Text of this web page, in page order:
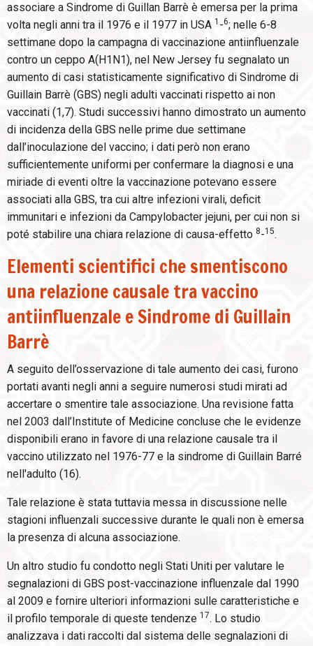
associare a Sindrome di Guillan Barrè è emersa per la prima
volta negli anni tra il 1976 e il 1977 in USA 1 -6; nelle 6-8
settimane dopo la campagna di vaccinazione antiinfluenzale
contro un ceppo A(H1N1), nel New Jersey fu segnalato un
aumento di casi statisticamente significativo di Sindrome di
Guillain Barrè (GBS) negli adulti vaccinati rispetto ai non
vaccinati (1,7). Studi successivi hanno dimostrato un aumento
di incidenza della GBS nelle prime due settimane
dall’inoculazione del vaccino; i dati però non erano
sufficientemente uniformi per confermare la diagnosi e una
miriade di eventi oltre la vaccinazione potevano essere
associati alla GBS, tra cui altre infezioni virali, deficit
immunitari e infezioni da Campylobacter jejuni, per cui non si
poté stabilire una chiara relazione di causa-effetto 8-15.
Elementi scientifici che smentiscono
una relazione causale tra vaccino
antiinfluenzale e Sindrome di Guillain
Barrè
A seguito dell’osservazione di tale aumento dei casi, furono
portati avanti negli anni a seguire numerosi studi mirati ad
accertare o smentire tale associazione. Una revisione fatta
nel 2003 dall’Institute of Medicine concluse che le evidenze
disponibili erano in favore di una relazione causale tra il
vaccino utilizzato nel 1976-77 e la sindrome di Guillain Barré
nell'adulto (16).
Tale relazione è stata tuttavia messa in discussione nelle
stagioni influenzali successive durante le quali non è emersa
la presenza di alcuna associazione.
Un altro studio fu condotto negli Stati Uniti per valutare le
segnalazioni di GBS post-vaccinazione influenzale dal 1990
al 2009 e fornire ulteriori informazioni sulle caratteristiche e
il profilo temporale di queste tendenze 17. Lo studio
analizzava i dati raccolti dal sistema delle segnalazioni di